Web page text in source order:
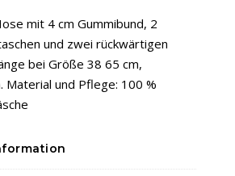
mit 4 cm Gummibund, 2
und zwei rückwärtigen
bei Größe 38 65 cm,
Material und Pflege: 100 %